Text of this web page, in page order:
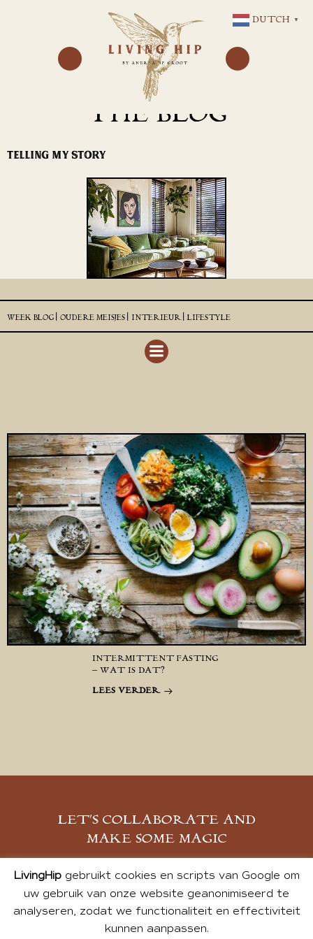
NAAR
DE
INHOUD
THE BLOG
TELLING MY STORY
WEEK BLOG | OUDERE MEISJES | INTERIEUR | LIFESTYLE
INTERMITTENT FASTING
– WAT IS DAT?
LEES VERDER
LET’S COLLABORATE AND
MAKE SOME MAGIC
MELD JE AAN
LivingHipgebruikt cookies en scripts van Google om
uw gebruik van onze website geanonimiseerd te
analyseren, zodat we functionaliteit en effectiviteit
kunnen aanpassen.
DUTCH ▼